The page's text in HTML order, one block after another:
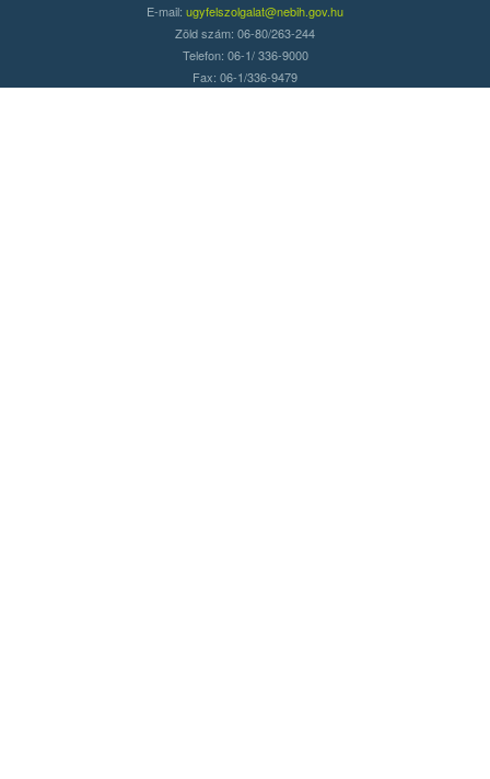
E-mail: ugyfelszolgalat@nebih.gov.hu
Zöld szám: 06-80/263-244
Telefon: 06-1/ 336-9000
Fax: 06-1/336-9479